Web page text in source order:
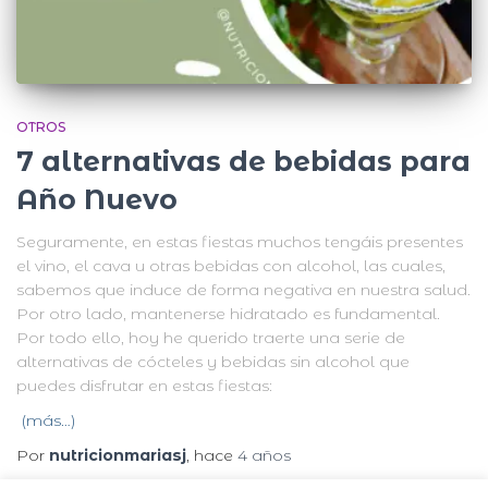
OTROS
7 alternativas de bebidas para
Año Nuevo
Seguramente, en estas fiestas muchos tengáis presentes
el vino, el cava u otras bebidas con alcohol, las cuales,
sabemos que induce de forma negativa en nuestra salud.
Por otro lado, mantenerse hidratado es fundamental.
Por todo ello, hoy he querido traerte una serie de
alternativas de cócteles y bebidas sin alcohol que
puedes disfrutar en estas fiestas:
(más…)
Por nutricionmariasj, hace 4 años